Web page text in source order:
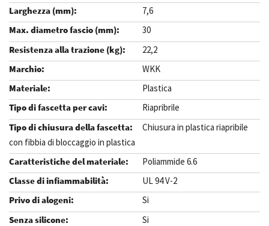
7,6
30
22,2
WKK
Plastica
Riapribrile
Chiusura in plastica riapribile
con fibbia di bloccaggio in plastica
Poliammide 6.6
UL 94 V-2
Si
Si